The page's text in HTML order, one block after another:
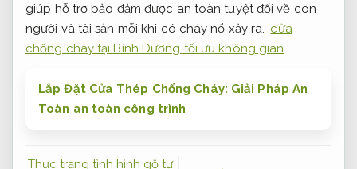
giúp hỗ trợ bảo đảm được an toàn tuyệt đối về con
người và tài sản mỗi khi có cháy nổ xảy ra. cửa
chống cháy tại Bình Dương tối ưu không gian
Lắp Đặt Cửa Thép Chống Cháy: Giải Pháp An
Toàn an toàn công trình
Thực trạng tình hình gỗ tự